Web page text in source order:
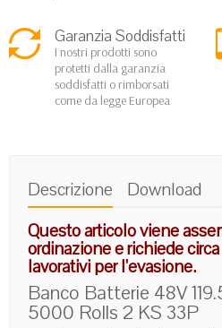
Garanzia Soddisfatti
I nostri prodotti sono
protetti dalla garanzia
soddisfatti o rimborsati
come da legge Europea
Descrizione
Download
Questo articolo viene
ordinazione e richiede
lavorativi per l'evasione.
Banco Batterie 48V
5000 Rolls 2 KS 33P